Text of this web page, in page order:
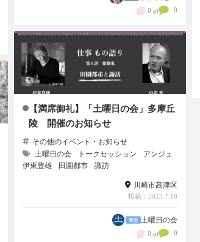
0 pt 0
【満席御礼】「土曜日の会」多摩丘
陵 開催のお知らせ
その他のイベント・お知らせ
土曜日の会
トークセッション
アンジュ
伊東豊雄
田園都市 諏訪
川崎市高津区
投稿：2023.7.18
土曜日の会
0 pt 0